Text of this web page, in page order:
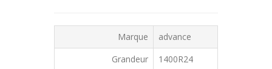
Marque
advance
Grandeur
1400R24